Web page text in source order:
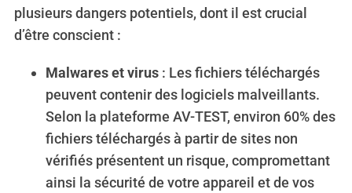
plusieurs dangers potentiels, dont il est crucial
d’être conscient :
Malwares et virus: Les fichiers téléchargés
peuvent contenir des logiciels malveillants.
Selon la plateforme AV-TEST, environ 60% des
fichiers téléchargés à partir de sites non
vérifiés présentent un risque, compromettant
ainsi la sécurité de votre appareil et de vos